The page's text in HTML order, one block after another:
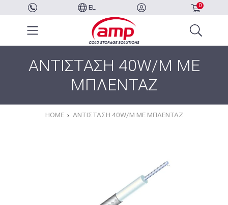
EL 0
ΑΝΤΙΣΤΑΣΗ 40W/M ΜΕ
ΜΠΛΕΝΤΑΖ
HOME ΑΝΤΙΣΤΑΣΗ 40W/M ΜΕ ΜΠΛΕΝΤΑΖ